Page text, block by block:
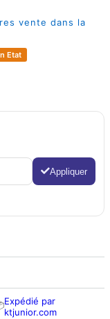
vente dans la
Etat
Appliquer
Expédié par
ktjunior.com